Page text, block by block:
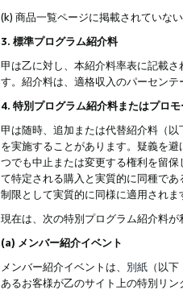
(k) 商品一覧ページに掲載されていな
3. 標準プログラム紹介料
甲は乙に対し、本紹介料率表に記載さ
す。紹介料は、適格収入のパーセンテ
4. 特別プログラム紹介料またはプロ
甲は随時、追加または代替紹介料（以
を実施することがあります。疑義を
つでも中止または変更する権利を留
て特定される購入と実質的に同種で
制限として実質的に同様に適用されま
現在は、次の特別プログラム紹介料が
(a) メンバー紹介イベント
メンバー紹介イベントは、 別紙 （以下
あるお客様が乙のサイト上の特別リ